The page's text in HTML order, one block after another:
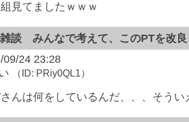
見てましたｗｗｗ
談 みんなで考えて、このPTを改
09/24 23:28
（ID: PRiy0QL1）
んは何をしているんだ、、、そう